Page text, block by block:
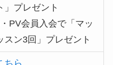
」プレゼント
PV会員入会で「マッ
スン3回」プレゼント